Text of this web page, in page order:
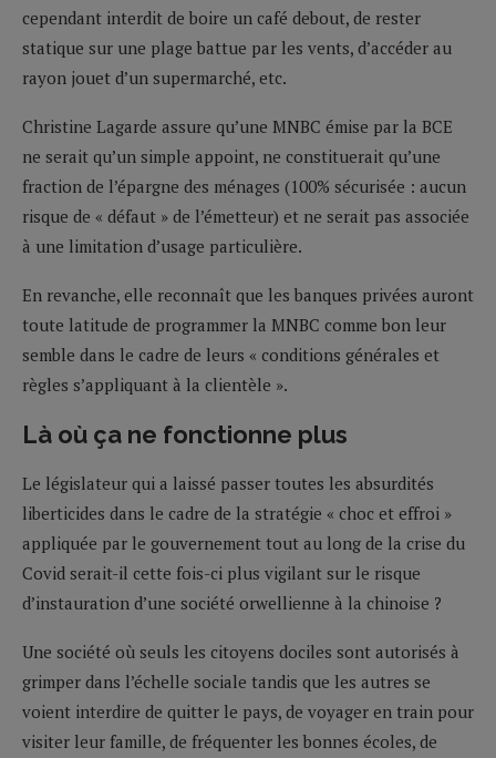
cependant interdit de boire un café debout, de rester
statique sur une plage battue par les vents, d’accéder au
rayon jouet d’un supermarché, etc.
Christine Lagarde assure qu’une MNBC émise par la BCE
ne serait qu’un simple appoint, ne constituerait qu’une
fraction de l’épargne des ménages (100% sécurisée : aucun
risque de « défaut » de l’émetteur) et ne serait pas associée
à une limitation d’usage particulière.
En revanche, elle reconnaît que les banques privées auront
toute latitude de programmer la MNBC comme bon leur
semble dans le cadre de leurs « conditions générales et
règles s’appliquant à la clientèle ».
Là où ça ne fonctionne plus
Le législateur qui a laissé passer toutes les absurdités
liberticides dans le cadre de la stratégie « choc et effroi »
appliquée par le gouvernement tout au long de la crise du
Covid serait-il cette fois-ci plus vigilant sur le risque
d’instauration d’une société orwellienne à la chinoise ?
Une société où seuls les citoyens dociles sont autorisés à
grimper dans l’échelle sociale tandis que les autres se
voient interdire de quitter le pays, de voyager en train pour
visiter leur famille, de fréquenter les bonnes écoles, de